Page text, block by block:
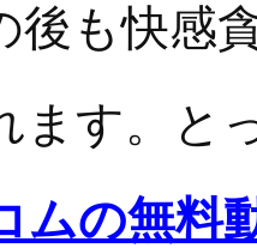
後も快感
ます。と
ムの無料